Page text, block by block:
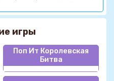
игры
Поп Ит Королевская
Битва